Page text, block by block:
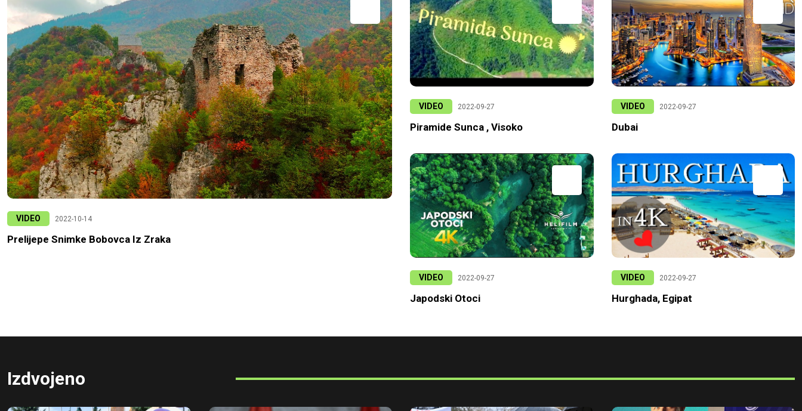
VIDEO 2022-10-14
Prelijepe Snimke Bobovca Iz Zraka
VIDEO 2022-09-27
Piramide Sunca , Visoko
VIDEO 2022-09-27
Japodski Otoci
VIDEO 2022-09-27
Dubai
VIDEO 2022-09-27
Hurghada, Egipat
Izdvojeno